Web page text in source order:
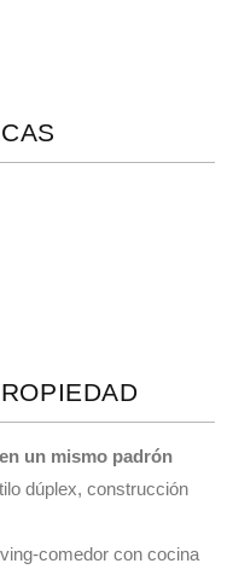
un mismo padrón
dúplex, construcción
comedor con cocina